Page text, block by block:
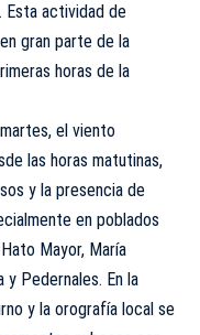
Esta actividad de
gran parte de la
horas de la
el viento
las horas matutinas,
y la presencia de
en poblados
Mayor, María
y Pedernales. En la
y la orografía local se